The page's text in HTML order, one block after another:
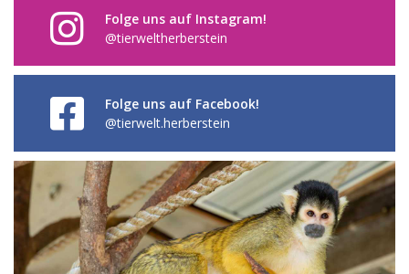
Folge uns auf Instagram!
@tierweltherberstein
Folge uns auf Facebook!
@tierwelt.herberstein